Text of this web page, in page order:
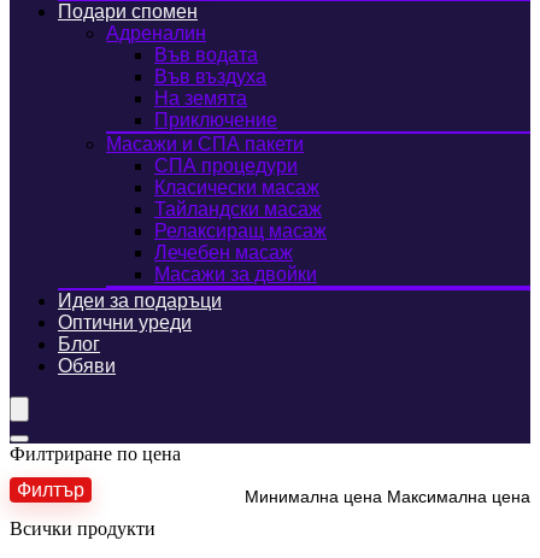
Подари спомен
Адреналин
Във водата
Във въздуха
На земята
Приключение
Масажи и СПА пакети
СПА процедури
Класически масаж
Тайландски масаж
Релаксиращ масаж
Лечебен масаж
Масажи за двойки
Идеи за подаръци
Оптични уреди
Блог
Обяви
Филтриране по цена
Минимална цена Максимална цена
Филтър
Всички продукти